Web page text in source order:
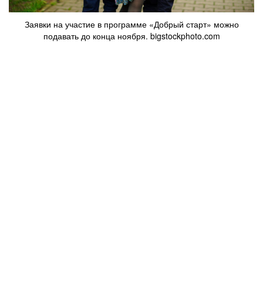
Заявки на участие в программе «Добрый старт» можно
подавать до конца ноября. bigstockphoto.com